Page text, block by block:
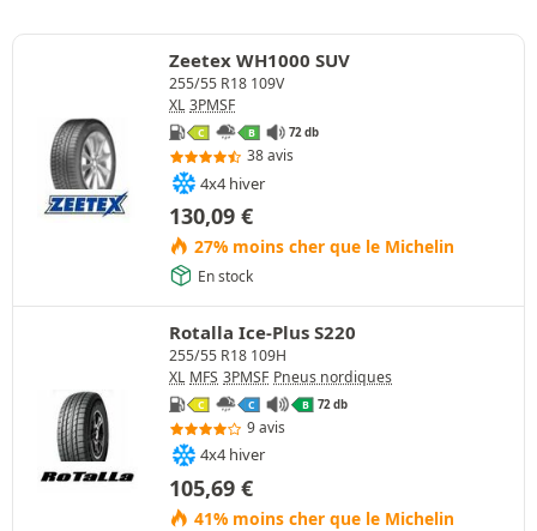
Zeetex WH1000 SUV
255/55 R18 109V
XL 3PMSF
C B 72 db
38 avis
4x4 hiver
130,09 €
27% moins cher que le Michelin
En stock
Rotalla Ice-Plus S220
255/55 R18 109H
XL MFS 3PMSF Pneus nordiques
C C B 72 db
9 avis
4x4 hiver
105,69 €
41% moins cher que le Michelin